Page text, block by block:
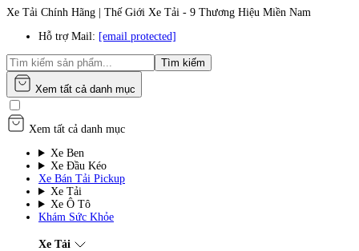
Xe Tải Chính Hãng | Thế Giới Xe Tải - 9 Thương Hiệu Miền Nam
Hỗ trợ Mail: [email protected]
Tìm kiếm
Xem tất cả danh mục
Xem tất cả danh mục
Xe Ben
Xe Đầu Kéo
Xe Bán Tải Pickup
Xe Tải
Xe Ô Tô
Khám Sức Khỏe
Xe Tải